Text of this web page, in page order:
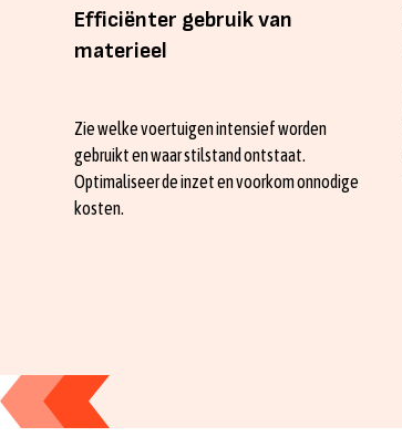
Efficiënter gebruik van
materieel
Zie welke voertuigen intensief worden
gebruikt en waar stilstand ontstaat.
Optimaliseer de inzet en voorkom onnodige
kosten.